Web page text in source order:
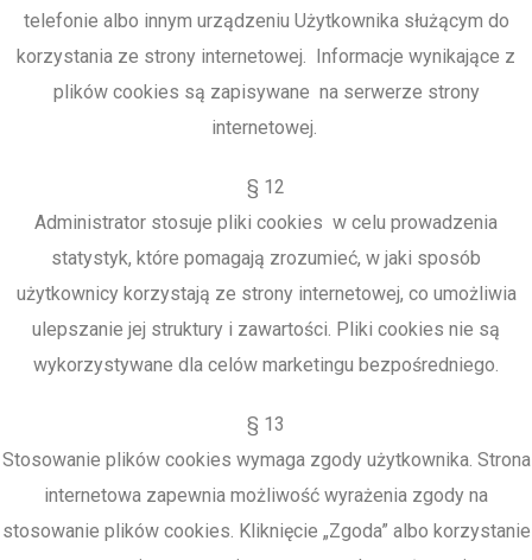
telefonie albo innym urządzeniu Użytkownika służącym do
korzystania ze strony internetowej. Informacje wynikające z
plików cookies są zapisywane na serwerze strony
internetowej.
§ 12
Administrator stosuje pliki cookies w celu prowadzenia
statystyk, które pomagają zrozumieć, w jaki sposób
użytkownicy korzystają ze strony internetowej, co umożliwia
ulepszanie jej struktury i zawartości. Pliki cookies nie są
wykorzystywane dla celów marketingu bezpośredniego.
§ 13
Stosowanie plików cookies wymaga zgody użytkownika. Strona
internetowa zapewnia możliwość wyrażenia zgody na
stosowanie plików cookies. Kliknięcie „Zgoda” albo korzystanie